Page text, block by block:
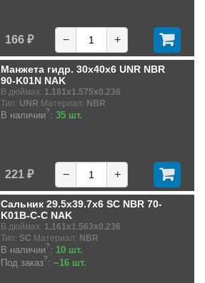
166 ₽ − +
Манжета гидр. 30x40x6 UNR NBR
90-K01N NAK
В дюймах: 1.181x1.575x0.236
Тип: UNR Материал: NBR
В наличии?: 35 шт.
221 ₽ − +
Сальник 29.5x39.7x6 SC NBR 70-
K01B-C-C NAK
В дюймах: 1.161x1.563x0.236
Тип: SC Материал: NBR
В наличии?: 10 шт.
Под заказ?: ~16 шт.